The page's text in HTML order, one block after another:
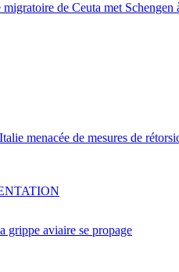
de Ceuta met Schengen
menacée de mesures de
grippe aviaire se propage